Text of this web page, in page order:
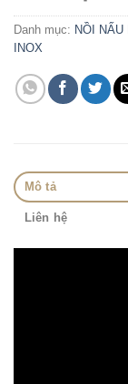
Danh mục: NỒI
INOX
Mô tả
Liên hệ